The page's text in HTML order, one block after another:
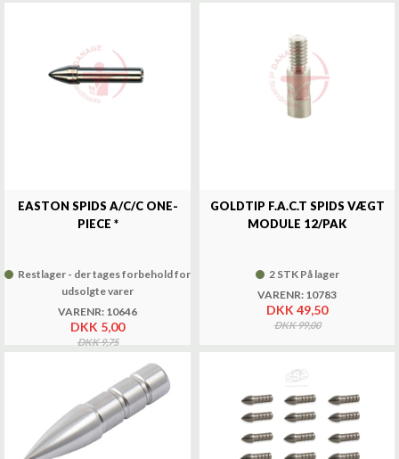
EASTON SPIDS A/C/C ONE-
PIECE *
Restlager - der tages forbehold for
udsolgte varer
VARENR: 10646
DKK 5,00
DKK 9,75
GOLDTIP F.A.C.T SPIDS VÆGT
MODULE 12/PAK
2 STK På lager
VARENR: 10783
DKK 49,50
DKK 99,00